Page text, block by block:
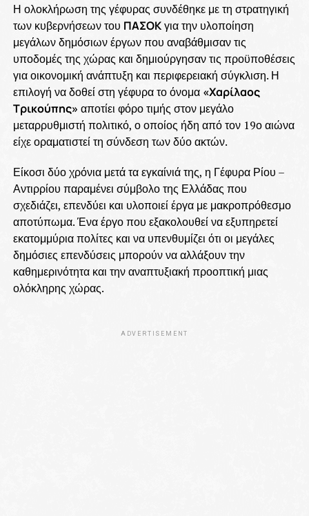
Η ολοκλήρωση της γέφυρας συνδέθηκε με τη στρατηγική
των κυβερνήσεων του ΠΑΣΟΚγια την υλοποίηση
μεγάλων δημόσιων έργων που αναβάθμισαν τις
υποδομές της χώρας και δημιούργησαν τις προϋποθέσεις
για οικονομική ανάπτυξη και περιφερειακή σύγκλιση. Η
επιλογή να δοθεί στη γέφυρα το όνομα «Χαρίλαος
Τρικούπης» αποτίει φόρο τιμής στον μεγάλο
μεταρρυθμιστή πολιτικό, ο οποίος ήδη από τον 19ο αιώνα
είχε οραματιστεί τη σύνδεση των δύο ακτών.
Είκοσι δύο χρόνια μετά τα εγκαίνιά της, η Γέφυρα Ρίου –
Αντιρρίου παραμένει σύμβολο της Ελλάδας που
σχεδιάζει, επενδύει και υλοποιεί έργα με μακροπρόθεσμο
αποτύπωμα. Ένα έργο που εξακολουθεί να εξυπηρετεί
εκατομμύρια πολίτες και να υπενθυμίζει ότι οι μεγάλες
δημόσιες επενδύσεις μπορούν να αλλάξουν την
καθημερινότητα και την αναπτυξιακή προοπτική μιας
ολόκληρης χώρας.
ADVERTISEMENT